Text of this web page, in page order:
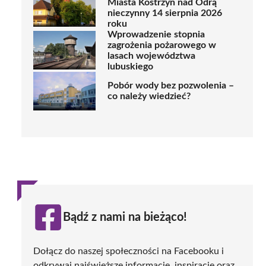
Miasta Kostrzyn nad Odrą
nieczynny 14 sierpnia 2026
roku
Wprowadzenie stopnia
zagrożenia pożarowego w
lasach województwa
lubuskiego
Pobór wody bez pozwolenia –
co należy wiedzieć?
Bądź z nami na bieżąco!
Dołącz do naszej społeczności na Facebooku i